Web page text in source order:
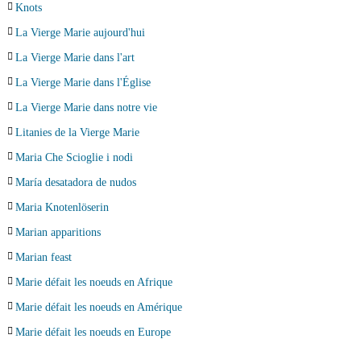
Knots
La Vierge Marie aujourd'hui
La Vierge Marie dans l'art
La Vierge Marie dans l'Église
La Vierge Marie dans notre vie
Litanies de la Vierge Marie
Maria Che Scioglie i nodi
María desatadora de nudos
Maria Knotenlöserin
Marian apparitions
Marian feast
Marie défait les noeuds en Afrique
Marie défait les noeuds en Amérique
Marie défait les noeuds en Europe